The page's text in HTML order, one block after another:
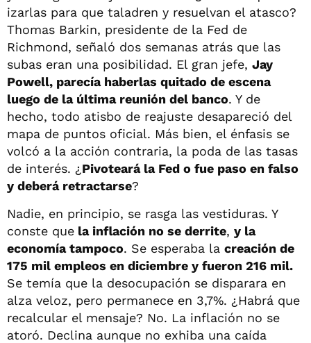
izarlas para que taladren y resuelvan el atasco?
Thomas Barkin, presidente de la Fed de
Richmond, señaló dos semanas atrás que las
subas eran una posibilidad. El gran jefe, Jay
Powell, parecía haberlas quitado de escena
luego de la última reunión del banco. Y de
hecho, todo atisbo de reajuste desapareció del
mapa de puntos oficial. Más bien, el énfasis se
volcó a la acción contraria, la poda de las tasas
de interés. ¿ Pivoteará la Fed o fue paso en falso
y deberá retractarse?
Nadie, en principio, se rasga las vestiduras. Y
conste que la inflación no se derrite, y la
economía tampoco. Se esperaba la creación de
175 mil empleos en diciembre y fueron 216 mil.
Se temía que la desocupación se disparara en
alza veloz, pero permanece en 3,7%. ¿Habrá que
recalcular el mensaje? No. La inflación no se
atoró. Declina aunque no exhiba una caída